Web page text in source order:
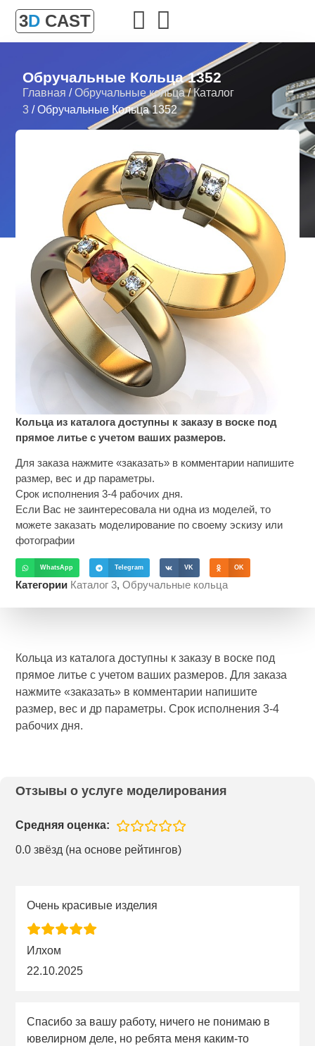
3D CAST
Обручальные Кольца 1352
Главная /Обручальные кольца/Каталог
3 / Обручальные Кольца 1352
Кольца из каталога доступны к заказу в воске под
прямое литье с учетом ваших размеров.
Для заказа нажмите «заказать» в комментарии напишите
размер, вес и др параметры.
Срок исполнения 3-4 рабочих дня.
Если Вас не заинтересовала ни одна из моделей, то
можете заказать моделирование по своему эскизу или
фотографии
WhatsApp Telegram VK OK
Категории Каталог 3,Обручальные кольца
Кольца из каталога доступны к заказу в воске под
прямое литье с учетом ваших размеров. Для заказа
нажмите «заказать» в комментарии напишите
размер, вес и др параметры. Срок исполнения 3-4
рабочих дня.
Отзывы о услуге моделирования
Средняя оценка:
0.0 звёзд (на основе рейтингов)
Очень красивые изделия
Илхом
22.10.2025
Спасибо за вашу работу, ничего не понимаю в
ювелирном деле, но ребята меня каким-то